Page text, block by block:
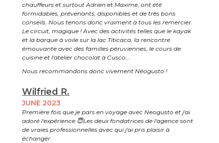
chauffeurs et surtout Adrien et Maxime, ont été
formidables, prévenants, disponibles et de très bons
conseils. Nous tenons donc vraiment à tous les remercier.
Le circuit, magique ! Avec des activités telles que le kayak
et la barque à voile sur la lac Titicaca, la rencontre
émouvante avec des familles péruviennes, le cours de
cuisine et l'atelier chocolat à Cusco...
Nous recommandons donc vivement Néogusto !
Wilfried R.
JUNE 2023
Première fois que je pars en voyage avec Neogusto et j'ai
adoré l'expérience 😇Les deux fondatrices de l'agence sont
de vraies professionnelles avec qui j'ai pris plaisir à
échanger.